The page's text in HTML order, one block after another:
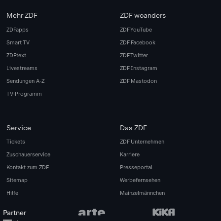
Mehr ZDF
ZDFapps
Smart TV
ZDFtext
Livestreams
Sendungen A-Z
TV-Programm
ZDF woanders
ZDF YouTube
ZDF Facebook
ZDF Twitter
ZDF Instagram
ZDF Mastodon
Service
Tickets
Zuschauerservice
Kontakt zum ZDF
Sitemap
Hilfe
Das ZDF
ZDF Unternehmen
Karriere
Presseportal
Werbefernsehen
Mainzelmännchen
Partner